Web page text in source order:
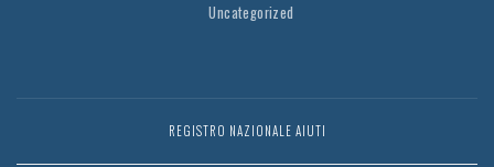
Uncategorized
REGISTRO NAZIONALE AIUTI